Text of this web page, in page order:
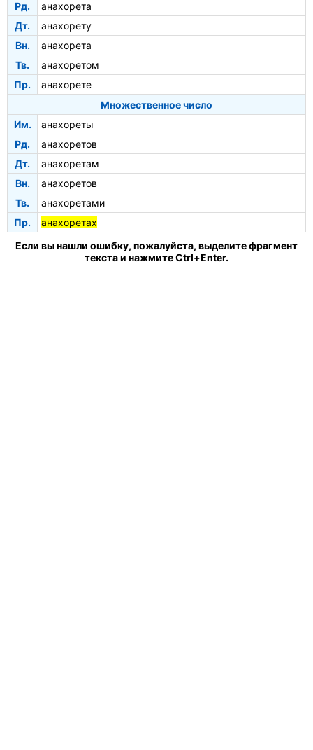
Рд.
анахорета
Дт.
анахорету
Вн.
анахорета
Тв.
анахоретом
Пр.
анахорете
Множественное число
Им.
анахореты
Рд.
анахоретов
Дт.
анахоретам
Вн.
анахоретов
Тв.
анахоретами
Пр.
анахоретах
Если вы нашли ошибку, пожалуйста, выделите фрагмент
текста и нажмите Ctrl+Enter.